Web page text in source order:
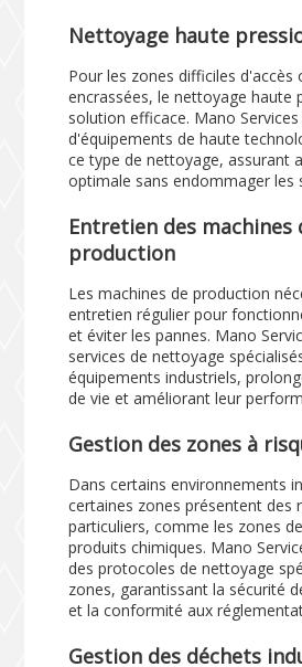
Nettoyage haute
Pour les zones difficiles d'accès
encrassées, le nettoyage haute
solution efficace. Mano
d'équipements de haute
ce type de nettoyage, assurant
optimale sans endommager les
Entretien des machines
production
Les machines de production
entretien régulier pour
et éviter les pannes. Mano
services de nettoyage
équipements industriels,
de vie et améliorant leur
Gestion des zones à
Dans certains environnements
certaines zones présentent des
particuliers, comme les zones
produits chimiques. Mano
des protocoles de nettoyage
zones, garantissant la sécurité
et la conformité aux
Gestion des déchets